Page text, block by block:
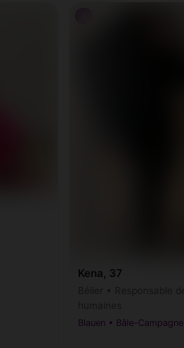
Kena, 37
Blauen • Bâle-Campagne